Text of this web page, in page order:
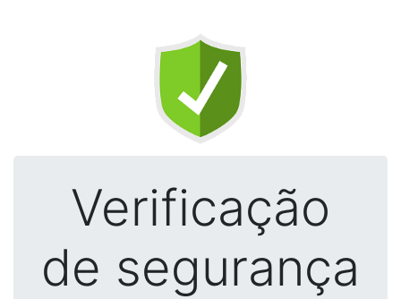
Verificação
de segurança